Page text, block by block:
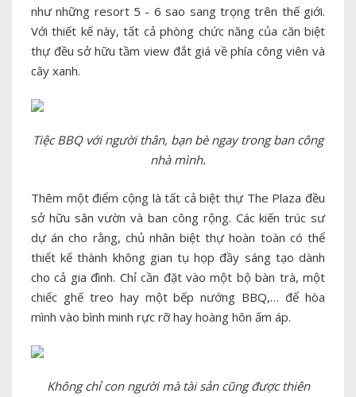
như những resort 5 - 6 sao sang trọng trên thế giới.
Với thiết kế này, tất cả phòng chức năng của căn biệt
thự đều sở hữu tầm view đắt giá về phía công viên và
cây xanh.
Tiệc BBQ với người thân, bạn bè ngay trong ban công
nhà mình.
Thêm một điểm cộng là tất cả biệt thự The Plaza đều
sở hữu sân vườn và ban công rộng. Các kiến trúc sư
dự án cho rằng, chủ nhân biệt thự hoàn toàn có thể
thiết kế thành không gian tụ họp đầy sáng tạo dành
cho cả gia đình. Chỉ cần đặt vào một bộ bàn trà, một
chiếc ghế treo hay một bếp nướng BBQ,… để hòa
mình vào bình minh rực rỡ hay hoàng hôn ấm áp.
Không chỉ con người mà tài sản cũng được thiên